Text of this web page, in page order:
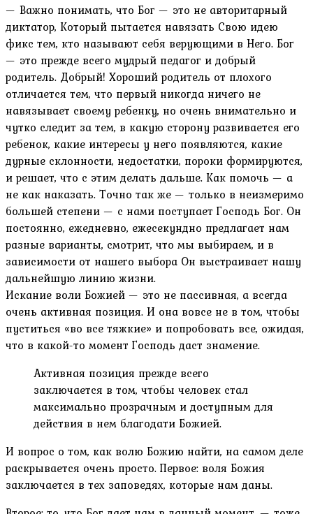
— Важно понимать, что Бог — это не авторитарный
диктатор, Который пытается навязать Свою идею
фикс тем, кто называют себя верующими в Него. Бог
— это прежде всего мудрый педагог и добрый
родитель. Добрый! Хороший родитель от плохого
отличается тем, что первый никогда ничего не
навязывает своему ребенку, но очень внимательно и
чутко следит за тем, в какую сторону развивается его
ребенок, какие интересы у него появляются, какие
дурные склонности, недостатки, пороки формируются,
и решает, что с этим делать дальше. Как помочь — а
не как наказать. Точно так же — только в неизмеримо
большей степени — с нами поступает Господь Бог. Он
постоянно, ежедневно, ежесекундно предлагает нам
разные варианты, смотрит, что мы выбираем, и в
зависимости от нашего выбора Он выстраивает нашу
дальнейшую линию жизни.
Искание воли Божией — это не пассивная, а всегда
очень активная позиция. И она вовсе не в том, чтобы
пуститься «во все тяжкие» и попробовать все, ожидая,
что в какой-то момент Господь даст знамение.
Активная позиция прежде всего
заключается в том, чтобы человек стал
максимально прозрачным и доступным для
действия в нем благодати Божией.
И вопрос о том, как волю Божию найти, на самом деле
раскрывается очень просто. Первое: воля Божия
заключается в тех заповедях, которые нам даны.